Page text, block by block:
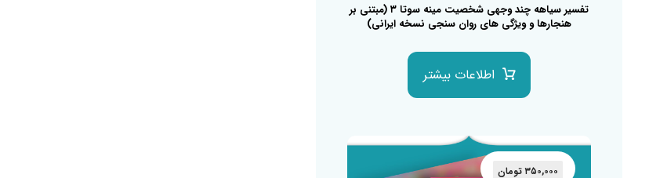
تفسیر سیاهه چند وجهی شخصیت مینه سوتا ۳ (مبتنی بر
هنجارها و ویژگی های روان سنجی نسخه ایرانی)
اطلاعات بیشتر
۳۵۰,۰۰۰ تومان